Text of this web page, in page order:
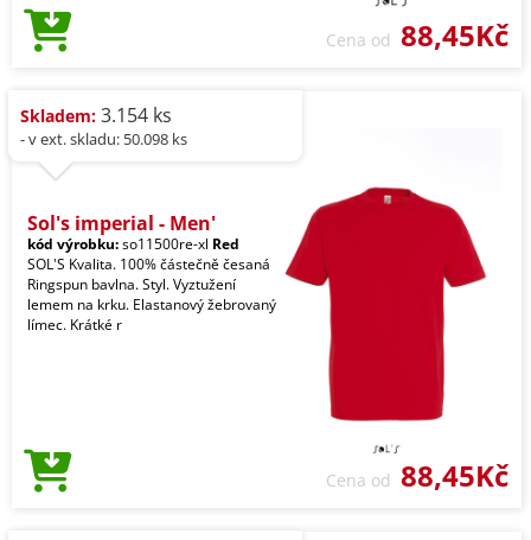
Cena od 88,45Kč
Skladem: 3.154 ks
- v ext. skladu: 50.098 ks
Sol's imperial - Men'
kód výrobku:so11500re-xl Red
SOL'S Kvalita. 100% částečně česaná
Ringspun bavlna. Styl. Vyztužení
lemem na krku. Elastanový žebrovaný
límec. Krátké r
Cena od 88,45Kč